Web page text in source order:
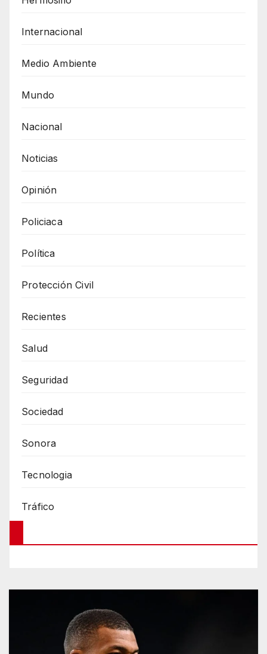
Internacional
Medio Ambiente
Mundo
Nacional
Noticias
Opinión
Policiaca
Política
Protección Civil
Recientes
Salud
Seguridad
Sociedad
Sonora
Tecnologia
Tráfico